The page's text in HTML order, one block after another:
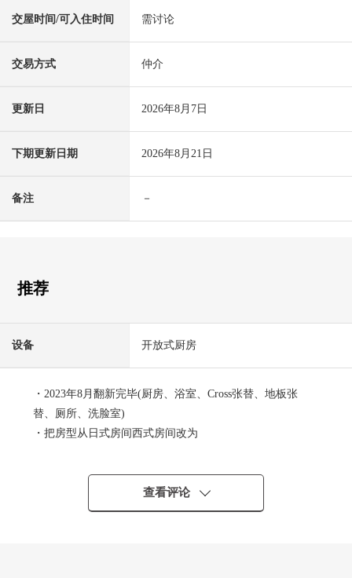
交屋时间/可入住时间 需讨论
交易方式 仲介
更新日 2026年8月7日
下期更新日期 2026年8月21日
备注 －
推荐
设备 开放式厨房
・2023年8月翻新完毕(厨房、浴室、Cross张替、地板张
替、厕所、洗脸室)
・把房型从日式房间西式房间改为
・太田川医院约60m
查看评论